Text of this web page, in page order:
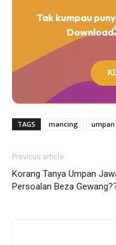
Tak kumpau
Download
TAGS mancing umpan
Previous article
Korang Tanya Umpan
Persoalan Beza